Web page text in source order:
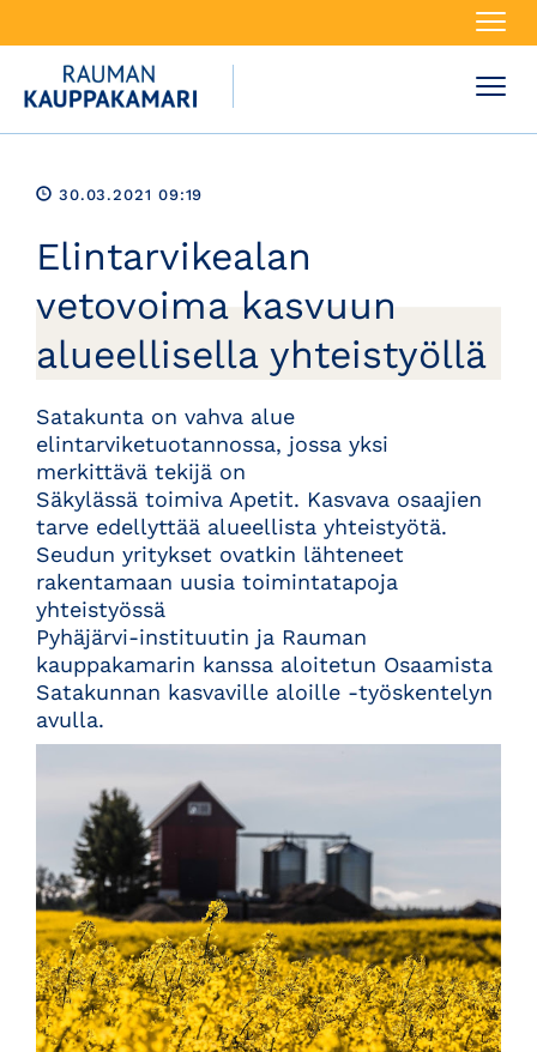
30.03.2021 09:19
Elintarvikealan
vetovoima kasvuun
alueellisella yhteistyöllä
Satakunta on vahva alue
elintarviketuotannossa, jossa yksi
merkittävä tekijä on
Säkylässä toimiva Apetit. Kasvava osaajien
tarve edellyttää alueellista yhteistyötä.
Seudun yritykset ovatkin lähteneet
rakentamaan uusia toimintatapoja
yhteistyössä
Pyhäjärvi-instituutin ja Rauman
kauppakamarin kanssa aloitetun Osaamista
Satakunnan kasvaville aloille -työskentelyn
avulla.